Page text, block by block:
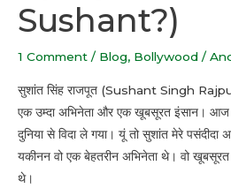
Sushant?)
1 Comment / Blog, Bollywood /
सुशांत सिंह राजपूत (Sushant Singh
एक उम्दा अभिनेता और एक खूबसूरत इंसान।
दुनिया से विदा ले गया। यूं तो सुशांत मेरे
यकीनन वो एक बेहतरीन अभिनेता थे। वो
थे।